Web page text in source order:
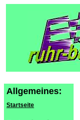
Allgemeines:
Startseite